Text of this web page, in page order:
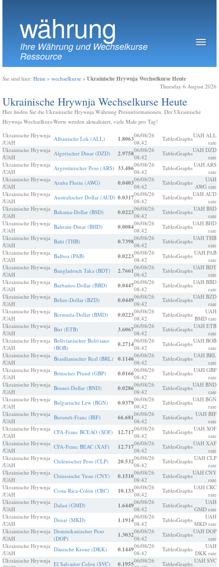
währung
Ihre Währung und Wechselkurse
Ressource
Sie sind hier: Heim » wechselkurse » Ukrainische Hrywnja Wechselkurse Heute
Thursday 6 August 2026
Ukrainische Hrywnja Wechselkurse Heute
Hier finden Sie die Ukrainische Hrywnja Währung Preisinformationen. Der Ukrainische
Hrywnja Wechselkurs-Werte werden aktualisiert, viele Male pro Tag!
Ukrainische Hrywnja
/UAH
Albanische Lek (ALL) 1.806306/08/26
08:42
TablesGraphsUAH ALL
rate
Ukrainische Hrywnja
/UAH
Algerischer Dinar (DZD) 2.975806/08/26
08:42
TablesGraphsUAH DZD
rate
Ukrainische Hrywnja
/UAH
Argentinischer Peso (ARS) 33.48606/08/26
08:42
TablesGraphsUAH ARS
rate
Ukrainische Hrywnja
/UAH
Aruba Florin (AWG) 0.040306/08/26
08:42
TablesGraphs
UAH
AWG rate
Ukrainische Hrywnja
/UAH
Australischer Dollar (AUD) 0.031706/08/26
08:42
TablesGraphsUAH AUD
rate
Ukrainische Hrywnja
/UAH
Bahama-Dollar (BSD) 0.022306/08/26
08:42
TablesGraphsUAH BSD
rate
Ukrainische Hrywnja
/UAH
Bahrain-Dinar (BHD) 0.008406/08/26
08:42
TablesGraphsUAH BHD
rate
Ukrainische Hrywnja
/UAH
Baht (THB) 0.739806/08/26
08:42
TablesGraphsUAH THB
rate
Ukrainische Hrywnja
/UAH
Balboa (PAB) 0.022306/08/26
08:42
TablesGraphs UAH PAB
rate
Ukrainische Hrywnja
/UAH
Bangladesch Taka (BDT) 2.766106/08/26
08:42
TablesGraphsUAH BDT
rate
Ukrainische Hrywnja
/UAH
Barbados-Dollar (BBD) 0.044706/08/26
08:42
TablesGraphsUAH BBD
rate
Ukrainische Hrywnja
/UAH
Belize-Dollar (BZD) 0.044906/08/26
08:42
TablesGraphsUAH BZD
rate
Ukrainische Hrywnja
/UAH
Bermuda-Dollar (BMD) 0.022306/08/26
08:42
TablesGraphs
UAH
BMD rate
Ukrainische Hrywnja
/UAH
Birr (ETB) 3.606706/08/26
08:42
TablesGraphsUAH ETB
rate
Ukrainische Hrywnja
/UAH
Bolivianischer Boliviano
(BOB)
0.271406/08/26
08:42
TablesGraphsUAH BOB
rate
Ukrainische Hrywnja
/UAH
Brasilianischer Real (BRL) 0.114606/08/26
08:42
TablesGraphsUAH BRL
rate
Ukrainische Hrywnja
/UAH
Britisches Pfund (GBP) 0.016606/08/26
08:42
TablesGraphsUAH GBP
rate
Ukrainische Hrywnja
/UAH
Brunei-Dollar (BND) 0.028606/08/26
08:42
TablesGraphsUAH BND
rate
Ukrainische Hrywnja
/UAH
Bulgarische Lew (BGN) 0.037906/08/26
08:42
TablesGraphsUAH BGN
rate
Ukrainische Hrywnja
/UAH
Burundi-Franc (BIF) 66.68106/08/26
08:42
TablesGraphs UAH BIF
rate
Ukrainische Hrywnja
/UAH
CFA-Franc BCEAO (XOF) 12.71706/08/26
08:42
TablesGraphsUAH XOF
rate
Ukrainische Hrywnja
/UAH
CFA-Franc BEAC (XAF) 12.71706/08/26
08:42
TablesGraphsUAH XAF
rate
Ukrainische Hrywnja
/UAH
Chilenischer Peso (CLP) 20.53206/08/26
08:42
TablesGraphs UAH CLP
rate
Ukrainische Hrywnja
/UAH
Chinesische Yuan (CNY) 0.151006/08/26
08:42
TablesGraphsUAH CNY
rate
Ukrainische Hrywnja
/UAH
Costa-Rica-Colón (CRC) 10.13306/08/26
08:42
TablesGraphsUAH CRC
rate
Ukrainische Hrywnja
/UAH
Dalasi (GMD) 1.644906/08/26
08:42
TablesGraphs
UAH
GMD rate
Ukrainische Hrywnja
/UAH
Denar (MKD) 1.191406/08/26
08:42
TablesGraphs
UAH
MKD rate
Ukrainische Hrywnja
/UAH
Dominikanischer Peso
(DOP)
1.303206/08/26
08:42
TablesGraphsUAH DOP
rate
Ukrainische Hrywnja
/UAH
Dänische Krone (DKK) 0.144906/08/26
08:42
TablesGraphs
UAH
DKK rate
Ukrainische Hrywnja El Salvador Colon (SVC) 0.195506/08/26
TablesGraphs UAH SVC